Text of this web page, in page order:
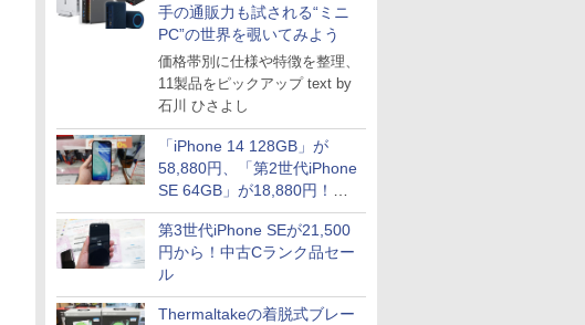
手の通販力も試される“ミニ
PC”の世界を覗いてみよう
価格帯別に仕様や特徴を整理、
11製品をピックアップ text by
石川 ひさよし
「iPhone 14 128GB」が
58,880円、「第2世代iPhone
SE 64GB」が18,880円！中
古Bランク品セール
第3世代iPhone SEが21,500
円から！中古Cランク品セー
ル
Thermaltakeの着脱式ブレー